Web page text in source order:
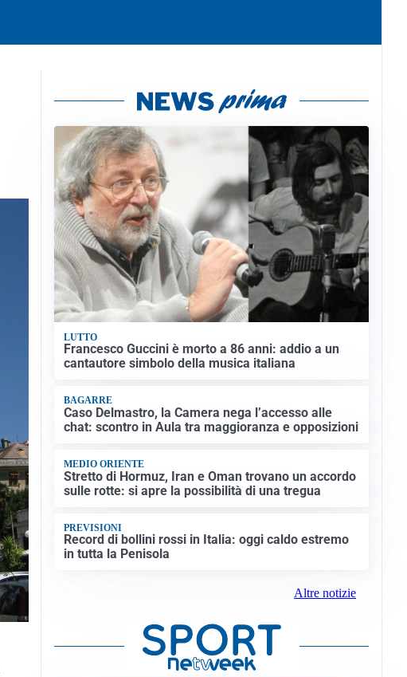
LUTTO
Francesco Guccini è morto a 86 anni: addio a un
cantautore simbolo della musica italiana
BAGARRE
Caso Delmastro, la Camera nega l’accesso alle
chat: scontro in Aula tra maggioranza e opposizioni
MEDIO ORIENTE
Stretto di Hormuz, Iran e Oman trovano un accordo
sulle rotte: si apre la possibilità di una tregua
PREVISIONI
Record di bollini rossi in Italia: oggi caldo estremo
in tutta la Penisola
Altre notizie